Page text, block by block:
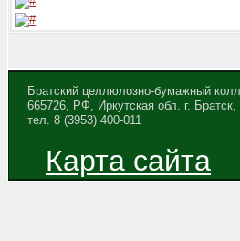
Братский целлюлозно-бумажный
665726, РФ, Иркутская обл. г.
тел. 8 (3953) 400-011
Карта сайта